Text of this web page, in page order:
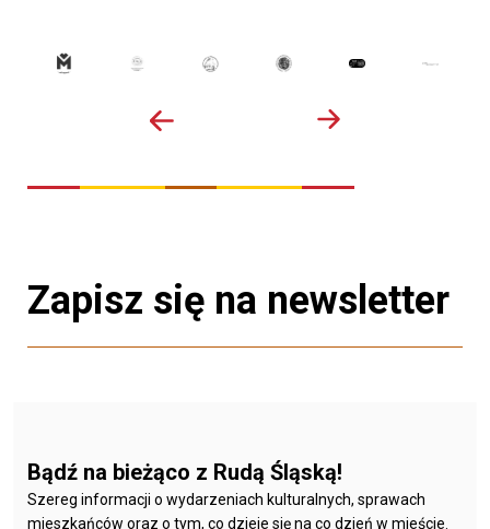
Zapisz się na newsletter
Bądź na bieżąco z Rudą Śląską!
Szereg informacji o wydarzeniach kulturalnych, sprawach
mieszkańców oraz o tym, co dzieje się na co dzień w mieście.